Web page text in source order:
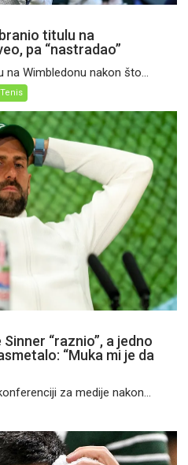
titulu na
pa “nastradao”
na Wimbledonu nakon što...
Tenis
“raznio”, a jedno
“Muka mi je da
za medije nakon...